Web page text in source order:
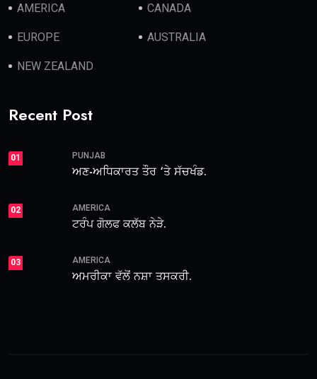
AMERICA CANADA
EUROPE AUSTRALIA
NEW ZEALAND
Recent Post
01 PUNJAB
ਅਣ-ਅਧਿਕਾਰਤ ਤੌਰ ‘ਤੇ ਸੱਚਖੰਡ.
02 AMERICA
ਟਰੰਪ ਗੋਲਫ ਕਲੱਬ ਨੇੜੇ.
03 AMERICA
ਅਮਰੀਕਾ ਵੱਲੋਂ ਨਸ਼ਾ ਤਸਕਰੀ.